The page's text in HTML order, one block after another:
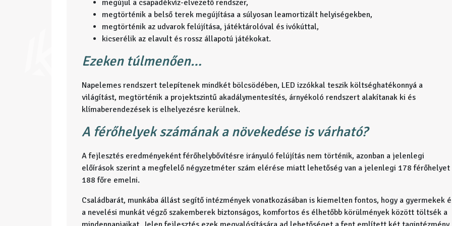
megújul a csapadékvíz-elvezető rendszer,
megtörténik a belső terek megújítása a súlyosan leamortizált helyiségekben,
megtörténik az udvarok felújítása, játéktárolóval és ivókúttal,
kicserélik az elavult és rossz állapotú játékokat.
Ezeken túlmenően…
Napelemes rendszert telepítenek mindkét bölcsödében, LED izzókkal teszik költséghatékonnyá a
világítást, megtörténik a projektszintű akadálymentesítés, árnyékoló rendszert alakítanak ki és
klímaberendezések is elhelyezésre kerülnek.
A férőhelyek számának a növekedése is várható?
A fejlesztés eredményeként férőhelybővítésre irányuló felújítás nem történik, azonban a jelenlegi
előírások szerint a megfelelő négyzetméter szám elérése miatt lehetőség van a jelenlegi 178 férőhelyet
188 főre emelni.
Családbarát, munkába állást segítő intézmények vonatkozásában is kiemelten fontos, hogy a gyermekek
a nevelési munkát végző szakemberek biztonságos, komfortos és élhetőbb körülmények között töltsék a